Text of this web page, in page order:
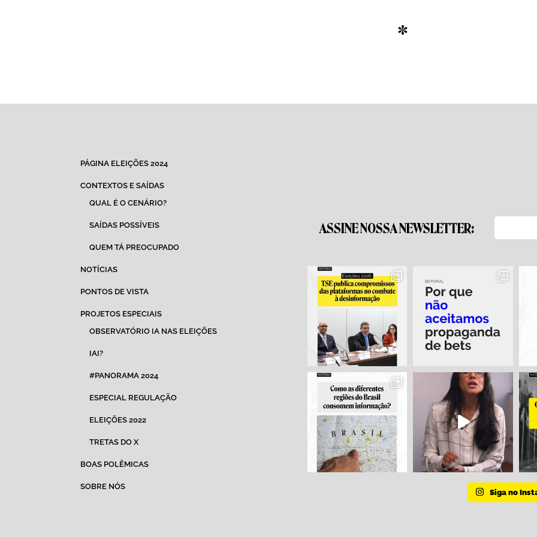
*
PÁGINA ELEIÇÕES 2024
CONTEXTOS E SAÍDAS
QUAL É O CENÁRIO?
SAÍDAS POSSÍVEIS
QUEM TÁ PREOCUPADO
NOTÍCIAS
PONTOS DE VISTA
PROJETOS ESPECIAIS
OBSERVATÓRIO IA NAS ELEIÇÕES
IAI?
#PANORAMA 2024
ESPECIAL REGULAÇÃO
ELEIÇÕES 2022
TRETAS DO X
BOAS POLÊMICAS
SOBRE NÓS
ASSINE NOSSA NEWSLETTER:
Siga no